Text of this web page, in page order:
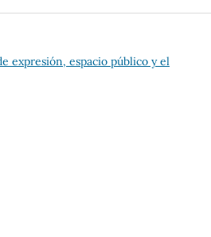
expresión, espacio público y el